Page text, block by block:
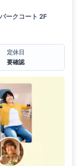
ークコート 2F
定休日
要確認